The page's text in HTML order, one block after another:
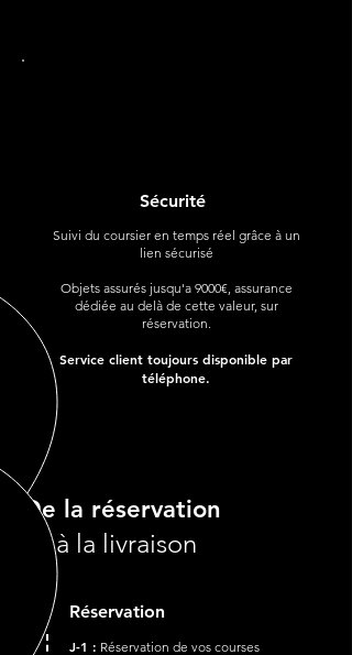
Sécurité
Suivi du coursier en temps réel grâce à un
lien sécurisé
Objets assurés jusqu'a 9000€, assurance
dédiée au delà de cette valeur, sur
réservation.
Service client toujours disponible par
téléphone.
De la réservation
à la livraison
Réservation
J-1 : Réservation de vos courses